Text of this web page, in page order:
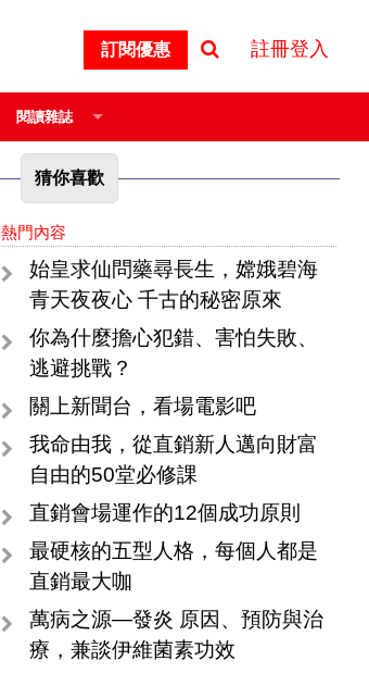
訂閱優惠 註冊登入
閱讀雜誌
猜你喜歡
熱門內容
始皇求仙問藥尋長生，嫦娥碧海
青天夜夜心 千古的秘密原來
你為什麼擔心犯錯、害怕失敗、
逃避挑戰？
關上新聞台，看場電影吧
我命由我，從直銷新人邁向財富
自由的50堂必修課
直銷會場運作的12個成功原則
最硬核的五型人格，每個人都是
直銷最大咖
萬病之源―發炎 原因、預防與治
療，兼談伊維菌素功效